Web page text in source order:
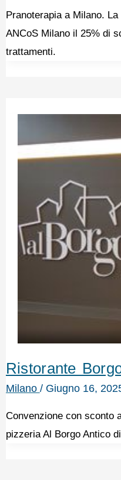
Pranoterapia a Milano.
ANCoS Milano il 25% di
trattamenti.
Ristorante
Milano / Giugno 16,
Convenzione con sconto
pizzeria Al Borgo Antico